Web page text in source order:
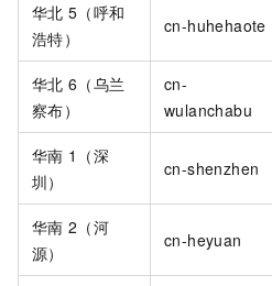
华北 5（呼和
浩特）
cn-huhehaote
华北 6（乌兰
察布）
cn-
wulanchabu
华南 1（深
圳）
cn-shenzhen
华南 2（河
源）
cn-heyuan